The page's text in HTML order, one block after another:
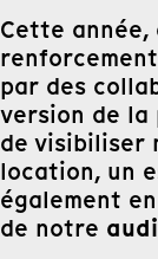
Cette année,
par des
version de
de visibiliser
location, un
également
de notre